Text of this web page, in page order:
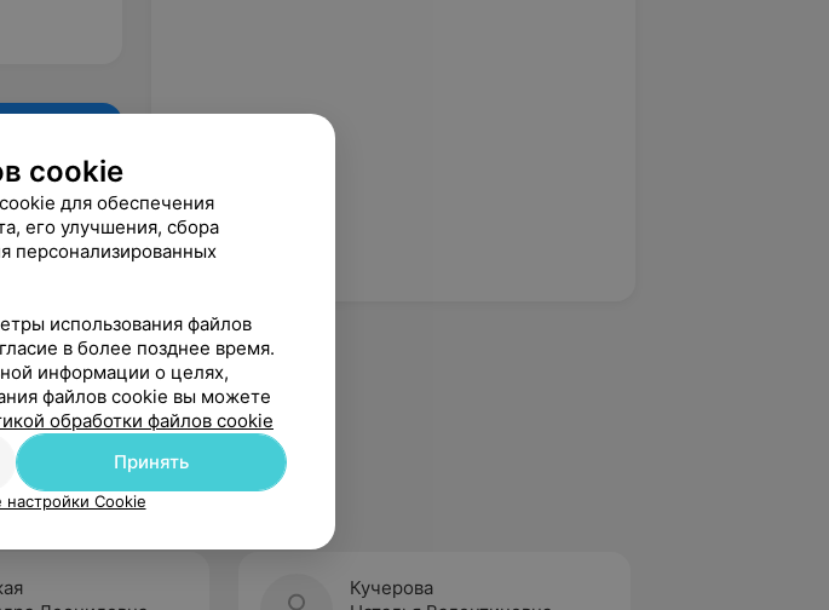
Кучерова
cookie
для обеспечения
его улучшения, сбора
персонализированных
использования файлов
в более позднее время.
информации о целях,
файлов cookie вы можете
обработки файлов cookie
Принять
Cookie